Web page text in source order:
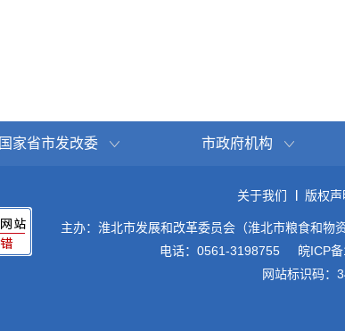
国家省市发改委 市政府机构
关于我们 版权声
主办：淮北市发展和改革委员会（淮北市粮食和物
电话：0561-3198755
皖ICP
网站标识码：